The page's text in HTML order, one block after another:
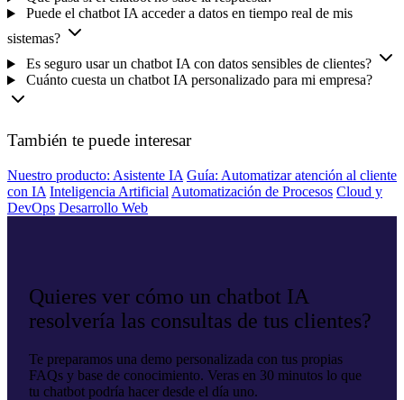
Puede el chatbot IA acceder a datos en tiempo real de mis
sistemas?
Es seguro usar un chatbot IA con datos sensibles de clientes?
Cuánto cuesta un chatbot IA personalizado para mi empresa?
También te puede interesar
Nuestro producto: Asistente IA Guía: Automatizar atención al cliente
con IA Inteligencia Artificial Automatización de Procesos Cloud y
DevOps Desarrollo Web
Quieres ver cómo un chatbot IA
resolvería las consultas de tus clientes?
Te preparamos una demo personalizada con tus propias
FAQs y base de conocimiento. Veras en 30 minutos lo que
tu chatbot podría hacer desde el día uno.